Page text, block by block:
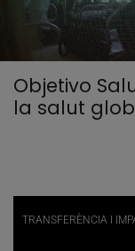
Objetivo
la salut
TRANSFERÈNCIA I